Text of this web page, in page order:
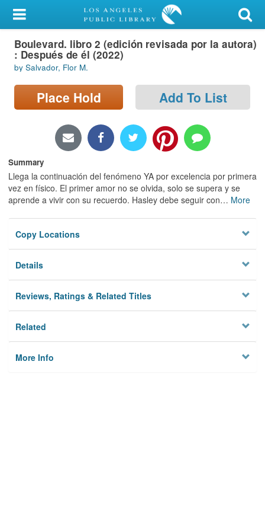
My Account
Library Card
Sign In
Search
Locations/Hours (external
Privacy
Boulevard. libro 2 (edición revisada por la autora)
: Después de él (2022)
by Salvador, Flor M.
Place Hold Add To List
Summary
Llega la continuación del fenómeno YA por excelencia por primera
vez en físico. El primer amor no se olvida, solo se supera y se
aprende a vivir con su recuerdo. Hasley debe seguir con… More
Copy Locations
Details
Reviews, Ratings & Related Titles
Related
More Info